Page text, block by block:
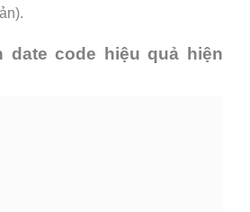
date code hiệu quả hiện